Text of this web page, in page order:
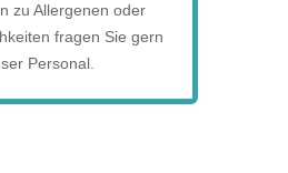
zu Allergenen oder
fragen Sie gern
Personal.